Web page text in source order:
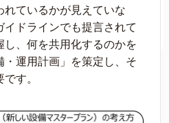
れているかが見えていな
ドラインでも提言されて
し、何を共用化するのかを
運用計画」を策定し、そ
す。